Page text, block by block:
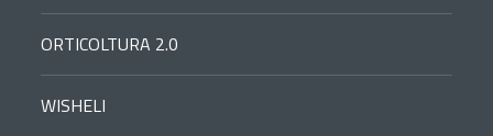
ORTICOLTURA 2.0
WISHELI